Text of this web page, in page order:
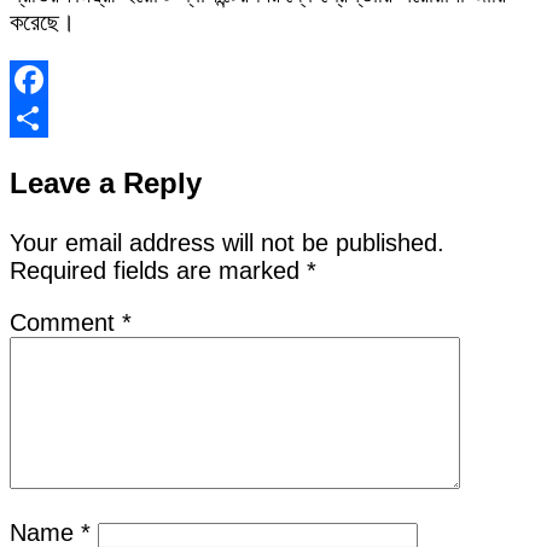
করেছে।
Facebook
Leave a Reply
Your email address will not be published.
Required fields are marked *
Comment *
Name *